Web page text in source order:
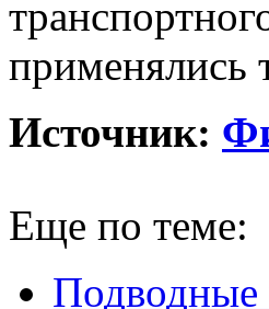
применялись
Источник:
Еще по теме: